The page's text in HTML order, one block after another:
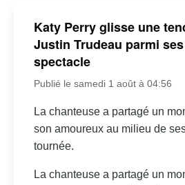
Katy Perry glisse une
Justin Trudeau parmi
spectacle
Publié le samedi 1 août à 04:56
La chanteuse a partagé un
son amoureux au milieu de
tournée.
La chanteuse a partagé un